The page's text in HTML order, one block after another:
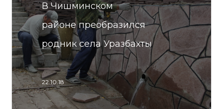
В Чишминском
районе преобразился
родник села Уразбахты
22.10.18